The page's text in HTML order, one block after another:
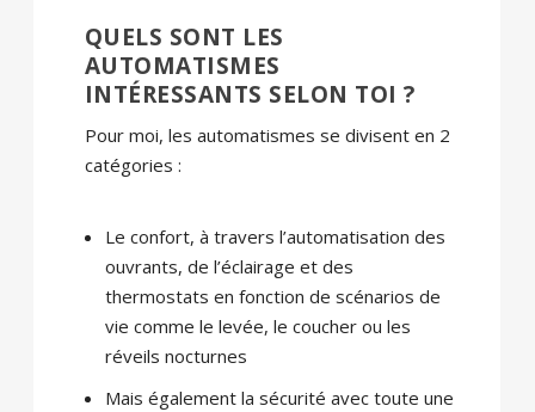
QUELS SONT LES
AUTOMATISMES
INTÉRESSANTS SELON TOI ?
Pour moi, les automatismes se divisent en 2
catégories :
Le confort, à travers l’automatisation des
ouvrants, de l’éclairage et des
thermostats en fonction de scénarios de
vie comme le levée, le coucher ou les
réveils nocturnes
Mais également la sécurité avec toute une